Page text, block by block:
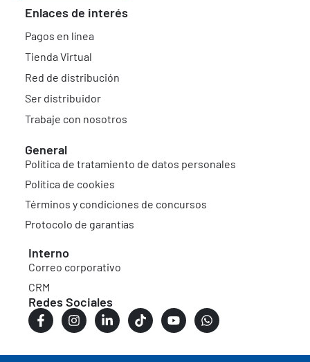
Enlaces de interés
Pagos en línea
Tienda Virtual
Red de distribución
Ser distribuidor
Trabaje con nosotros
General
Política de tratamiento de datos personales
Política de cookies
Términos y condiciones de concursos
Protocolo de garantías
Interno
Correo corporativo
CRM
Redes Sociales